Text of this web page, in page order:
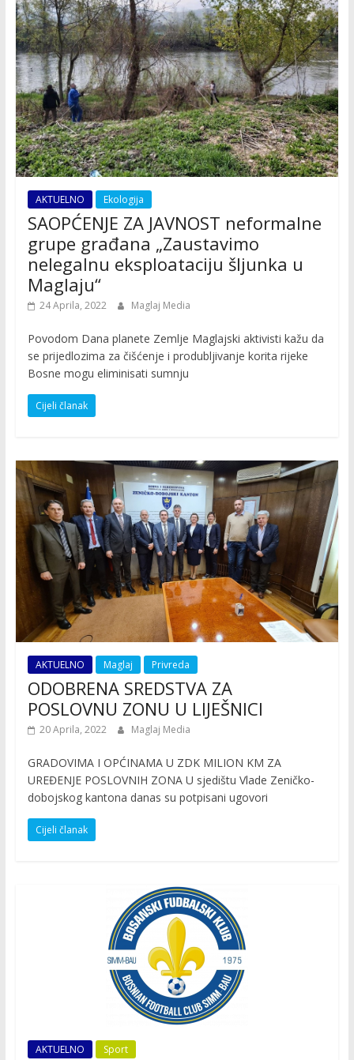
AKTUELNO Ekologija
SAOPĆENJE ZA JAVNOST neformalne
grupe građana „Zaustavimo
nelegalnu eksploataciju šljunka u
Maglaju“
24 Aprila, 2022 Maglaj Media
Povodom Dana planete Zemlje Maglajski aktivisti kažu da
se prijedlozima za čišćenje i produbljivanje korita rijeke
Bosne mogu eliminisati sumnju
Cijeli članak
AKTUELNO Maglaj Privreda
ODOBRENA SREDSTVA ZA
POSLOVNU ZONU U LIJEŠNICI
20 Aprila, 2022 Maglaj Media
GRADOVIMA I OPĆINAMA U ZDK MILION KM ZA
UREĐENJE POSLOVNIH ZONA U sjedištu Vlade Zeničko-
dobojskog kantona danas su potpisani ugovori
Cijeli članak
AKTUELNO Sport